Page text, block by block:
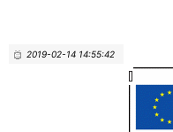
2019-02-14 14:55:42